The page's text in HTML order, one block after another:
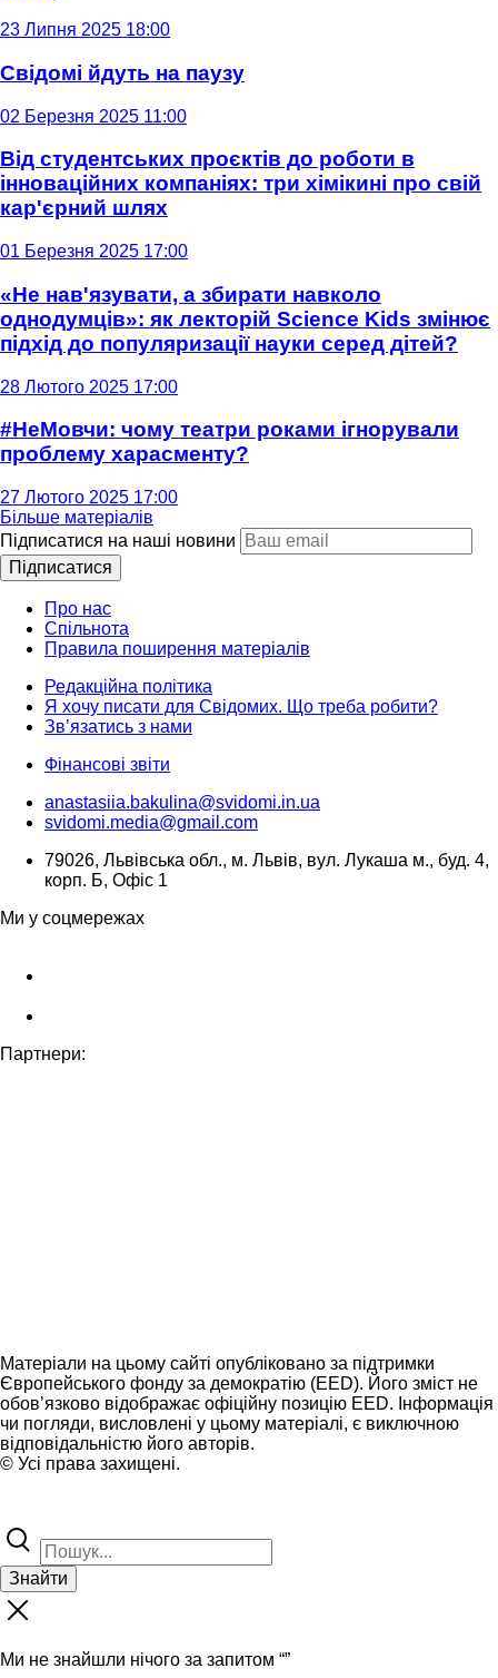
23 Липня 2025 18:00
Свідомі йдуть на паузу
02 Березня 2025 11:00
Від студентських проєктів до роботи в
інноваційних компаніях: три хімікині про свій
кар'єрний шлях
01 Березня 2025 17:00
«Не нав'язувати, а збирати навколо
однодумців»: як лекторій Science Kids змінює
підхід до популяризації науки серед дітей?
28 Лютого 2025 17:00
#НеМовчи: чому театри роками ігнорували
проблему харасменту?
27 Лютого 2025 17:00
Більше матеріалів
Підписатися на наші новини
Підписатися
Про нас
Спільнота
Правила поширення матеріалів
Редакційна політика
Я хочу писати для Свідомих. Що треба робити?
Зв’язатись з нами
Фінансові звіти
anastasiia.bakulina@svidomi.in.ua
svidomi.media@gmail.com
79026, Львівська обл., м. Львів, вул. Лукаша м., буд. 4,
корп. Б, Офіс 1
Ми у соцмережах
Партнери:
Матеріали на цьому сайті опубліковано за підтримки
Європейського фонду за демократію (EED). Його зміст не
обов’язково відображає офіційну позицію EED. Інформація
чи погляди, висловлені у цьому матеріалі, є виключною
відповідальністю його авторів.
© Усі права захищені.
Знайти
Ми не знайшли нічого за запитом “”